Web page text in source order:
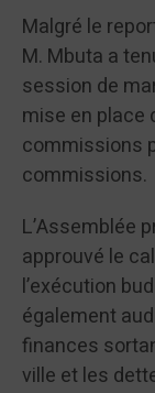
Malgré le
M. Mbuta a
session de
mise en place
commissions
commissions.
L’Assemblée
approuvé le
l’exécution
également
finances
ville et les